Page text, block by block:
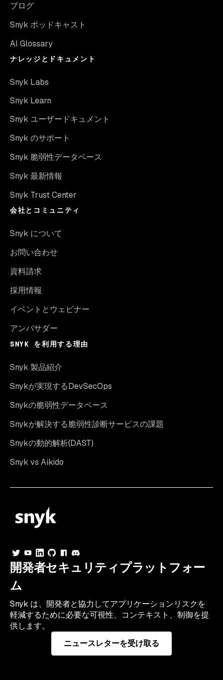
ブログ
Snyk ポッドキャスト
AI Glossary
ナレッジとドキュメント
Snyk Labs
Snyk Learn
Snyk ユーザードキュメント
Snyk のサポート
Snyk 脆弱性データベース
Snyk 最新情報
Snyk Trust Center
会社とコミュニティ
Snyk について
お問い合わせ
資料請求
採用情報
イベントとウェビナー
アンバサダー
SNYK を利用する理由
Snyk 製品紹介
Snykが実現するDevSecOps
Snykの脆弱性データベース
Snykが解決する脆弱性診断サービスの課題
Snykの動的解析(DAST)
Snyk vs Aikido
開発者セキュリティプラットフォー
ム
Snyk は、開発者と協力してアプリケーションリスクを
軽減するために必要な可視性、コンテキスト、制御を提
供します。
ニュースレターを受け取る